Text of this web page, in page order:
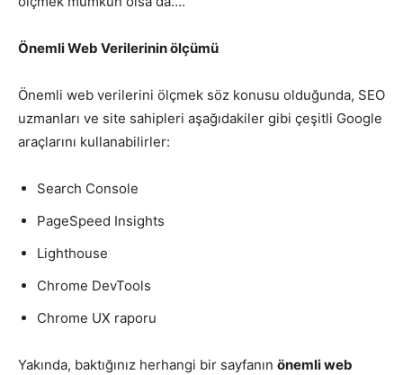
Önemli Web Verilerinin ölçümü
Önemli web verilerini ölçmek söz konusu olduğunda, SEO
uzmanları ve site sahipleri aşağıdakiler gibi çeşitli Google
araçlarını kullanabilirler:
Search Console
PageSpeed Insights
Lighthouse
Chrome DevTools
Chrome UX raporu
Yakında, baktığınız herhangi bir sayfanın önemli web